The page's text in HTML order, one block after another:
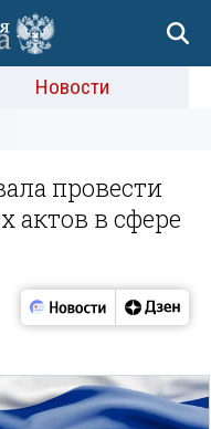
Новости
провести
в сфере